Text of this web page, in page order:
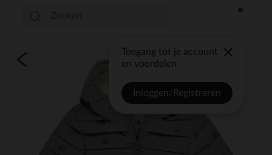
Toegang tot je account
en voordelen
Inloggen/Registreren